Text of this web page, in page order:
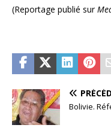
(Reportage publié sur
Bolivie.